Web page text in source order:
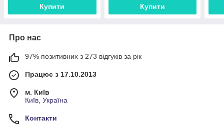
Купити Купити
Про нас
97% позитивних з 273 відгуків за рік
Працює з 17.10.2013
м. Київ
Київ, Україна
Контакти